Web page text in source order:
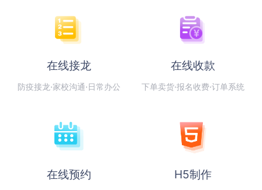
在线接龙
防疫接龙·家校沟通·日常办公
在线收款
下单卖货·报名收费·订单系统
在线预约 H5制作